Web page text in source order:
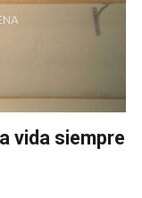
vida siempre